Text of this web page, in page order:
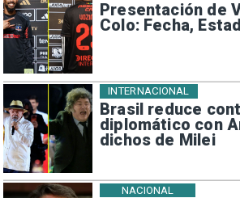
Presentación de
Colo: Fecha,
Brasil reduce
diplomático con
dichos de Milei
INTERNACIONAL
NACIONAL